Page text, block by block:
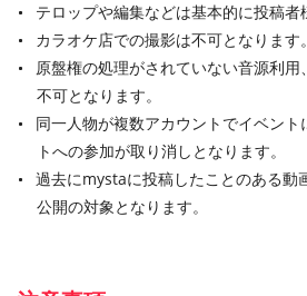
テロップや編集などは基本的に投稿者
カラオケ店での撮影は不可となります。
原盤権の処理がされていない音源利
不可となります。
同一人物が複数アカウントでイベン
トへの参加が取り消しとなります。
過去にmystaに投稿したことのある動
公開の対象となります。